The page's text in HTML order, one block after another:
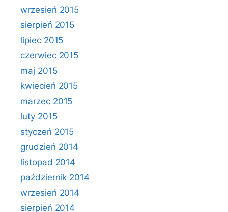
wrzesień 2015
sierpień 2015
lipiec 2015
czerwiec 2015
maj 2015
kwiecień 2015
marzec 2015
luty 2015
styczeń 2015
grudzień 2014
listopad 2014
październik 2014
wrzesień 2014
sierpień 2014